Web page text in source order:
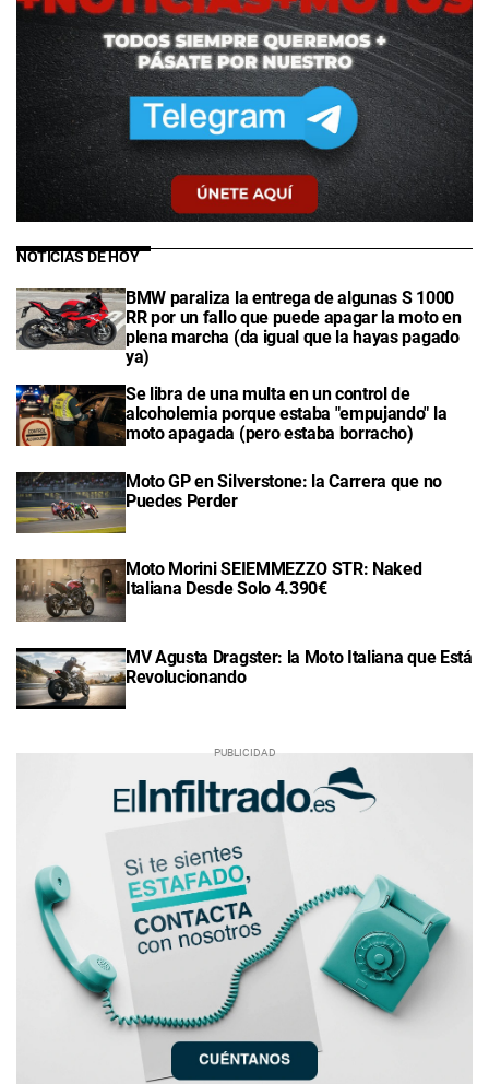
NOTICIAS DE HOY
BMW paraliza la entrega de algunas S 1000
RR por un fallo que puede apagar la moto en
plena marcha (da igual que la hayas pagado
ya)
Se libra de una multa en un control de
alcoholemia porque estaba "empujando" la
moto apagada (pero estaba borracho)
Moto GP en Silverstone: la Carrera que no
Puedes Perder
Moto Morini SEIEMMEZZO STR: Naked
Italiana Desde Solo 4.390€
MV Agusta Dragster: la Moto Italiana que Está
Revolucionando